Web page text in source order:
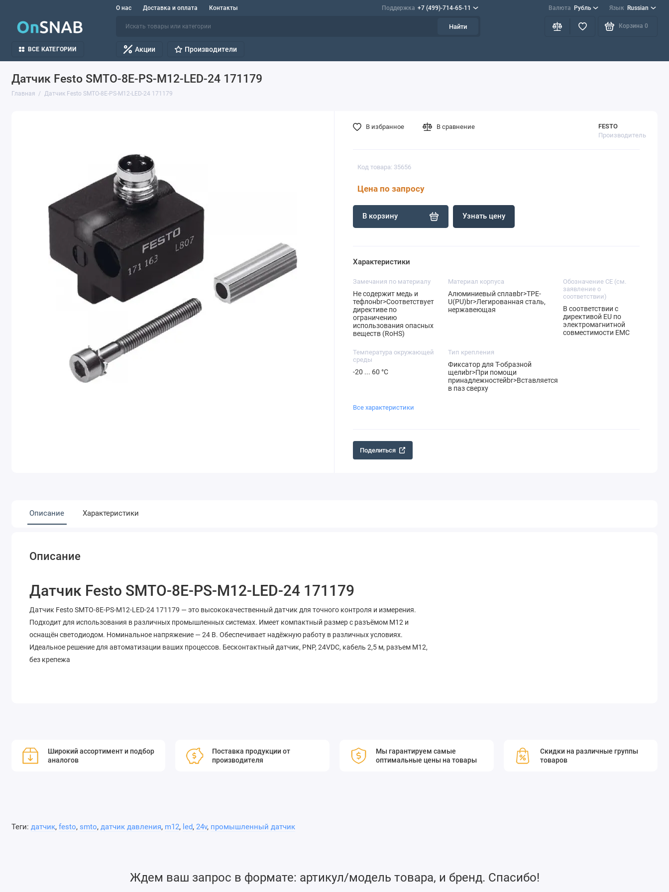
О нас Доставка и оплата Контакты Поддержка +7 (499)-714-65-11 Валюта Рубль Язык Russian
Найти Корзина 0
ВСЕ КАТЕГОРИИ Акции Производители
Датчик Festo SMTO-8E-PS-M12-LED-24 171179
Главная Датчик Festo SMTO-8E-PS-M12-LED-24 171179
Код товара: 35656
Цена по запросу
FESTO
Производитель
В корзину Узнать цену
В избранное В сравнение
Характеристики
Замечания по материалу
Не содержит медь и
тефлонbr>Соответствует
директиве по
ограничению
использования опасных
веществ (RoHS)
Материал корпуса
Алюминиевый сплавbr>TPE-
U(PU)br>Легированная сталь,
нержавеющая
Обозначение CE (см.
заявление о
соответствии)
В соответствии с
директивой EU по
электромагнитной
совместимости EMC
Температура окружающей
среды
-20 ... 60 °C
Тип крепления
Фиксатор для Т-образной
щелиbr>При помощи
принадлежностейbr>Вставляется
в паз сверху
Все характеристики
Поделиться
Описание Характеристики
Описание
Датчик Festo SMTO-8E-PS-M12-LED-24 171179
Датчик Festo SMTO-8E-PS-M12-LED-24 171179 — это высококачественный датчик для точного контроля и измерения.
Подходит для использования в различных промышленных системах. Имеет компактный размер с разъёмом M12 и
оснащён светодиодом. Номинальное напряжение — 24 В. Обеспечивает надёжную работу в различных условиях.
Идеальное решение для автоматизации ваших процессов. Бесконтактный датчик, PNP, 24VDC, кабель 2,5 м, разъем М12,
без крепежа
Широкий ассортимент и подбор
аналогов
Поставка продукции от
производителя
Мы гарантируем самые
оптимальные цены на товары
Скидки на различные группы
товаров
Теги: датчик, festo, smto, датчик давления, m12, led, 24v, промышленный датчик
Ждем ваш запрос в формате: артикул/модель товара, и бренд. Спасибо!